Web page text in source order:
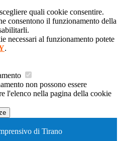
quali cookie consentire.
consentono il funzionamento della
necessari al funzionamento potete
.
non possono essere
l'elenco nella pagina della cookie
di Tirano